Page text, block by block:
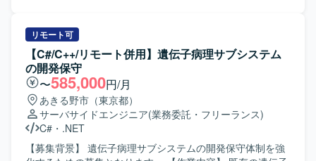
ただけます。 【開発環境】 開発言語としてC#.net、
ASP.netが利用されております。
リースまで一連の工程をお任せいたします。既存機能の改
修や不具合対応に加え、業務要望に基づく機能追加なども
行っていただきます。 【求める人物像】 システムの現状を
理解しながら、関係者と円滑にコミュニケーションを取
り、自発的に改善提案や課題解決に取り組んでいただける
方を求めております。既存システムの保守・改善業務に対
して粘り強く取り組める方にマッチする環境です。 【ポジ
ションの魅力】 基幹となる販売管理システムに長期的に関
わることで、業務知識と技術スキルの両面を深めていただ
リモート可
【C#/C++/リモート併用】遺伝子病理サブシステム
の開発保守
〜585,000円/月
あきる野市（東京都）
サーバサイドエンジニア(業務委託・フリーランス)
C# ・ .NET
【募集背景】 遺伝子病理サブシステムの開発保守体制を強